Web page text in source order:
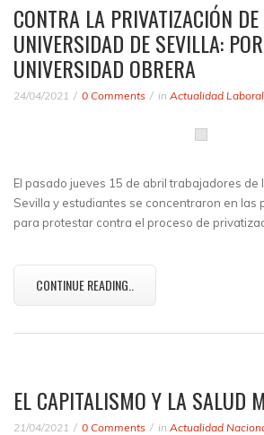
CONTRA LA PRIVATIZACIÓN
UNIVERSIDAD DE SEVILLA:
UNIVERSIDAD OBRERA
24/04/2021 0 Comments in Actualidad Laboral
El pasado jueves 15 de abril trabajadores de
Sevilla y estudiantes se concentraron en las
para protestar contra el proceso de
CONTINUE READING..
EL CAPITALISMO Y LA SALUD
21/04/2021 0 Comments in Actualidad